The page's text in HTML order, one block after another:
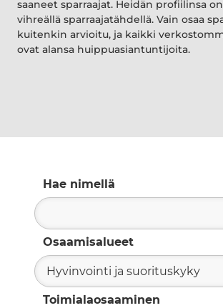
saaneet sparraajat. Heidän profiilinsa
vihreällä sparraajatähdellä. Vain osaa
kuitenkin arvioitu, ja kaikki
ovat alansa huippuasiantuntijoita.
Hae nimellä
Osaamisalueet
Hyvinvointi ja suorituskyky
Toimialaosaaminen